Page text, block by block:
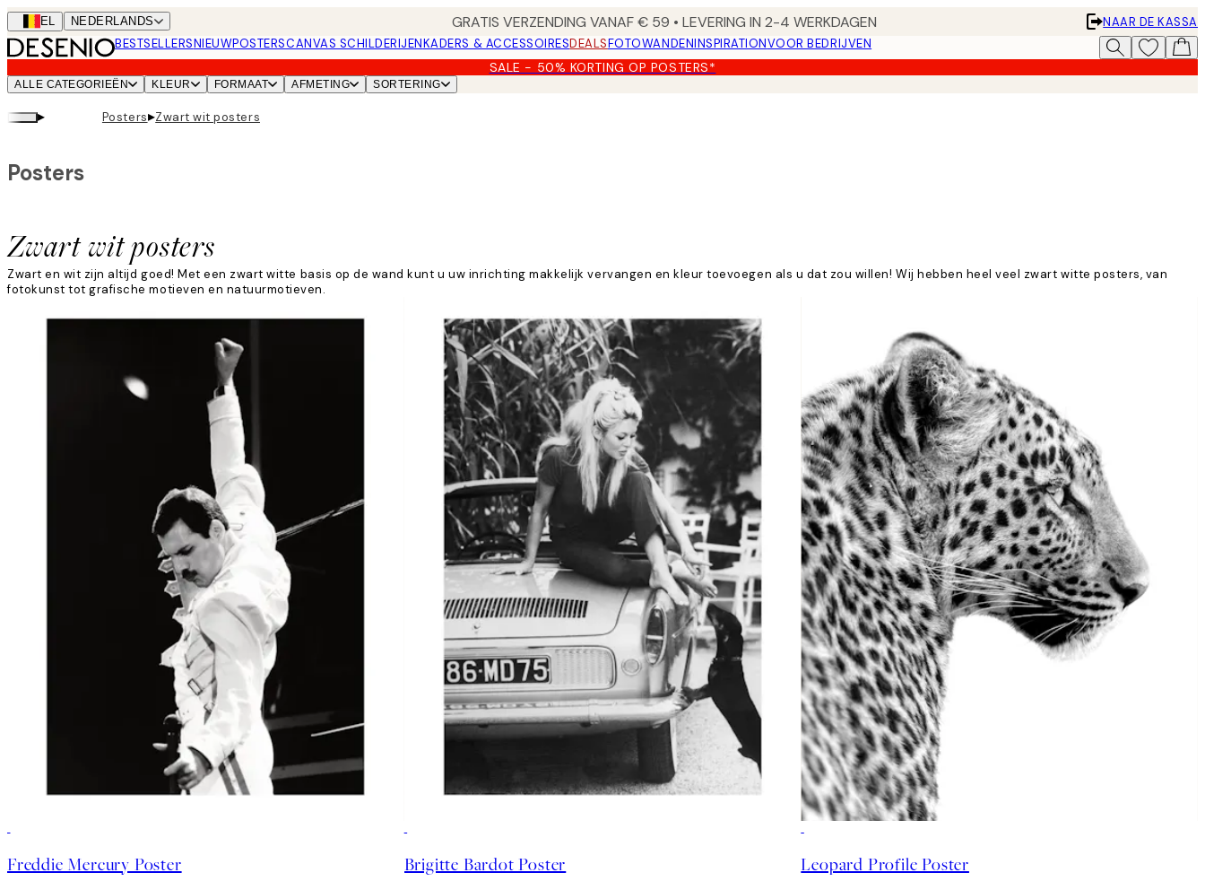
Skip
to
main
content.
BEL NEDERLANDS GRATIS VERZENDING VANAF € 59 • LEVERING IN 2-4 WERKDAGEN
NAAR DE KASSA
BESTSELLERSNIEUWPOSTERSCANVAS SCHILDERIJENKADERS & ACCESSOIRESDEALSFOTOWANDENINSPIRATIONVOOR BEDRIJVEN
SALE - 50% KORTING OP POSTERS*
ALLE CATEGORIEËN KLEUR FORMAAT AFMETING SORTERING
▸ Posters▸Zwart wit posters
Zwart wit posters
Posters
Zwart en wit zijn altijd goed! Met een zwart witte basis op de wand kunt u uw inrichting makkelijk vervangen en kleur toevoegen als u dat zou willen! Wij hebben heel veel zwart witte posters, van
fotokunst tot grafische motieven en natuurmotieven.
Freddie Mercury Poster Brigitte Bardot Poster Leopard Profile Poster